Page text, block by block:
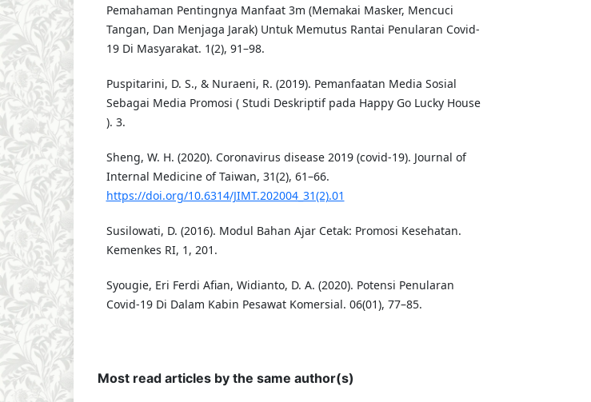
Pemahaman Pentingnya Manfaat 3m (Memakai Masker, Mencuci
Tangan, Dan Menjaga Jarak) Untuk Memutus Rantai Penularan Covid-
19 Di Masyarakat. 1(2), 91–98.
Puspitarini, D. S., & Nuraeni, R. (2019). Pemanfaatan Media Sosial
Sebagai Media Promosi ( Studi Deskriptif pada Happy Go Lucky House
). 3.
Sheng, W. H. (2020). Coronavirus disease 2019 (covid-19). Journal of
Internal Medicine of Taiwan, 31(2), 61–66.
https://doi.org/10.6314/JIMT.202004_31(2).01
Susilowati, D. (2016). Modul Bahan Ajar Cetak: Promosi Kesehatan.
Kemenkes RI, 1, 201.
Syougie, Eri Ferdi Afian, Widianto, D. A. (2020). Potensi Penularan
Covid-19 Di Dalam Kabin Pesawat Komersial. 06(01), 77–85.
Most read articles by the same author(s)